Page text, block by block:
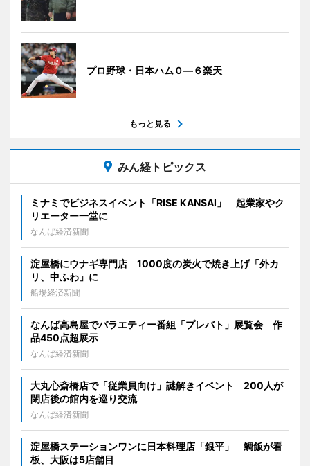
プロ野球・日本ハム０―６楽天
もっと見る
みん経トピックス
ミナミでビジネスイベント「RISE KANSAI」 起業家やク
リエーター一堂に
なんば経済新聞
淀屋橋にウナギ専門店 1000度の炭火で焼き上げ「外カ
リ、中ふわ」に
船場経済新聞
なんば高島屋でバラエティー番組「プレバト」展覧会 作
品450点超展示
なんば経済新聞
大丸心斎橋店で「従業員向け」謎解きイベント 200人が
閉店後の館内を巡り交流
なんば経済新聞
淀屋橋ステーションワンに日本料理店「銀平」 鯛飯が看
板、大阪は5店舗目